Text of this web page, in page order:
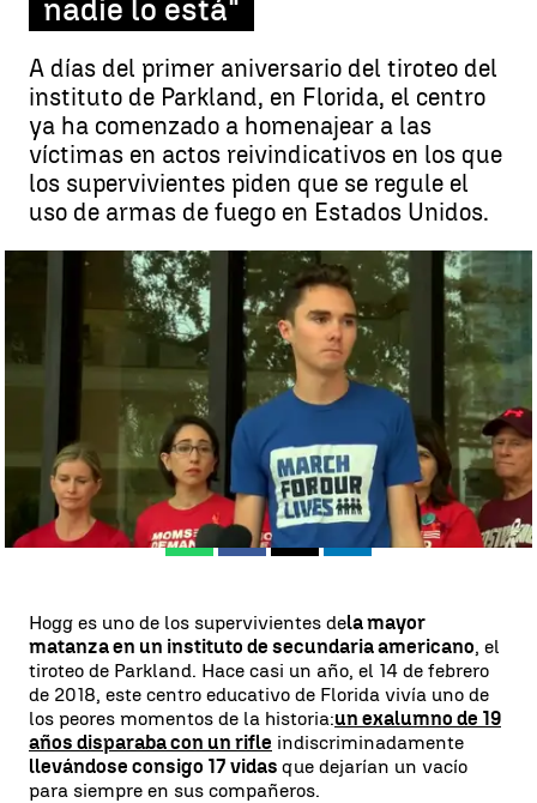
nadie lo está"
A días del primer aniversario del tiroteo del
instituto de Parkland, en Florida, el centro
ya ha comenzado a homenajear a las
víctimas en actos reivindicativos en los que
los supervivientes piden que se regule el
uso de armas de fuego en Estados Unidos.
El espeluznante testimonio de un superviviente de la matanza de
Parkland: "No estoy bien, nadie lo está" |
Antena 3 Noticias
Antena 3 Noticias Madrid
Publicado: 11 de febrero de 2019, 20:50
WhatsappFacebook
X Linkedin
Hogg es uno de los supervivientes dela mayor
matanza en un instituto de secundaria americano, el
tiroteo de Parkland. Hace casi un año, el 14 de febrero
de 2018, este centro educativo de Florida vivía uno de
los peores momentos de la historia:un exalumno de 19
años disparaba con un rifle indiscriminadamente
llevándose consigo 17 vidas que dejarían un vacío
para siempre en sus compañeros.